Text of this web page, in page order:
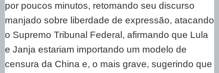
por poucos minutos, retomando seu discurso
manjado sobre liberdade de expressão, atacando
o Supremo Tribunal Federal, afirmando que Lula
e Janja estariam importando um modelo de
censura da China e, o mais grave, sugerindo que